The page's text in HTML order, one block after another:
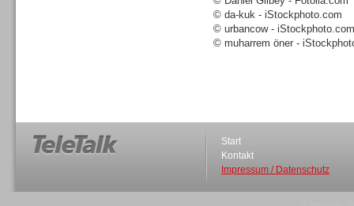
© da-kuk - iStockphoto.com
© urbancow - iStockphoto.com
© muharrem öner -
Start
Kontakt
Impressum / Datenschutz